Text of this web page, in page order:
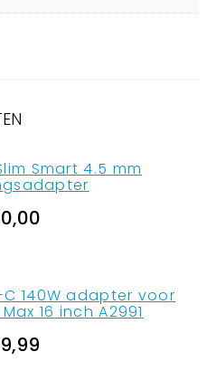
Smart 4.5 mm
C 140W adapter voor
16 inch A2991